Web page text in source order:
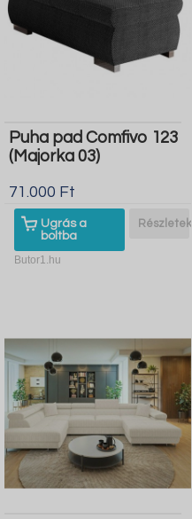
Puha pad Comfivo 123
(Majorka 03)
71.000 Ft
Ugrás a
boltba
Részletek
Butor1.hu